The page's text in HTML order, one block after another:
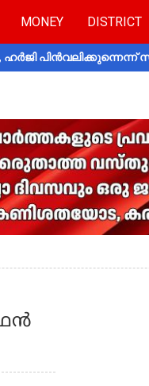
MONEY DISTRICT
ഹർജി പിൻവലിക്കുന്നെന്ന്